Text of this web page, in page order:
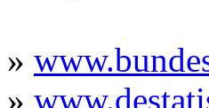
»
»